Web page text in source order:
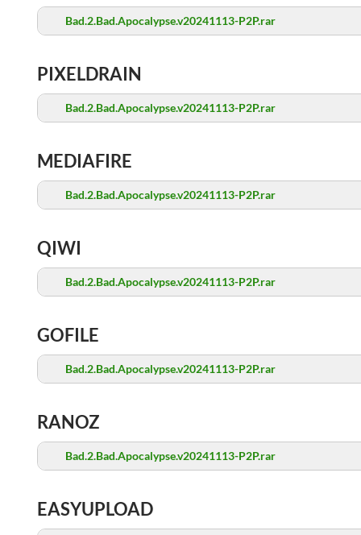
Bad.2.Bad.Apocalypse.v20241113-P2P.rar
PIXELDRAIN
Bad.2.Bad.Apocalypse.v20241113-P2P.rar
MEDIAFIRE
Bad.2.Bad.Apocalypse.v20241113-P2P.rar
QIWI
Bad.2.Bad.Apocalypse.v20241113-P2P.rar
GOFILE
Bad.2.Bad.Apocalypse.v20241113-P2P.rar
RANOZ
Bad.2.Bad.Apocalypse.v20241113-P2P.rar
EASYUPLOAD